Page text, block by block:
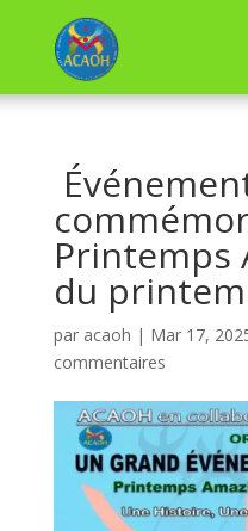
Printemps
du
par acaoh | Mar 17,
commentaires